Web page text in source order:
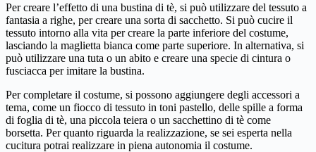
Per creare l’effetto di una bustina di tè, si può utilizzare del tessuto a
fantasia a righe, per creare una sorta di sacchetto. Si può cucire il
tessuto intorno alla vita per creare la parte inferiore del costume,
lasciando la maglietta bianca come parte superiore. In alternativa, si
può utilizzare una tuta o un abito e creare una specie di cintura o
fusciacca per imitare la bustina.
Per completare il costume, si possono aggiungere degli accessori a
tema, come un fiocco di tessuto in toni pastello, delle spille a forma
di foglia di tè, una piccola teiera o un sacchettino di tè come
borsetta. Per quanto riguarda la realizzazione, se sei esperta nella
cucitura potrai realizzare in piena autonomia il costume.